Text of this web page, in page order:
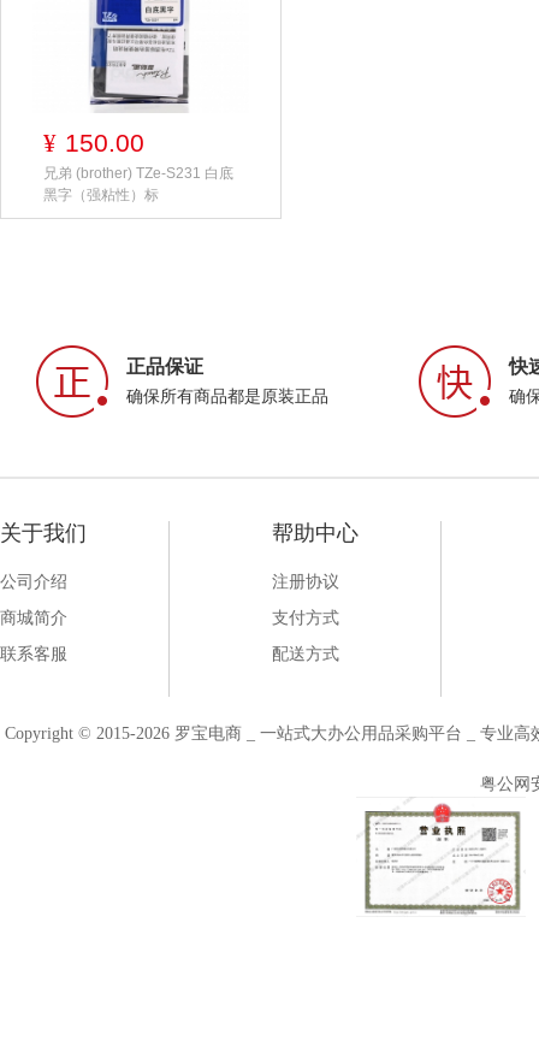
¥ 150.00
兄弟 (brother) TZe-S231 白底
黑字（强粘性）标
正品保证
确保所有商品都是原装正品
快
确
关于我们
公司介绍
商城简介
联系客服
帮助中心
注册协议
支付方式
配送方式
Copyright © 2015-2026 罗宝电商 _ 一站式大办公用品采购平台 _ 专业
粤公网